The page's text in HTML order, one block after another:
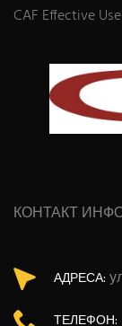
CAF Effective
КОНТАКТ
АДРЕСА:
ТЕЛЕФОН: